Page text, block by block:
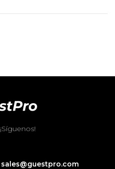
¡Síguenos!
sales@guestpro.com